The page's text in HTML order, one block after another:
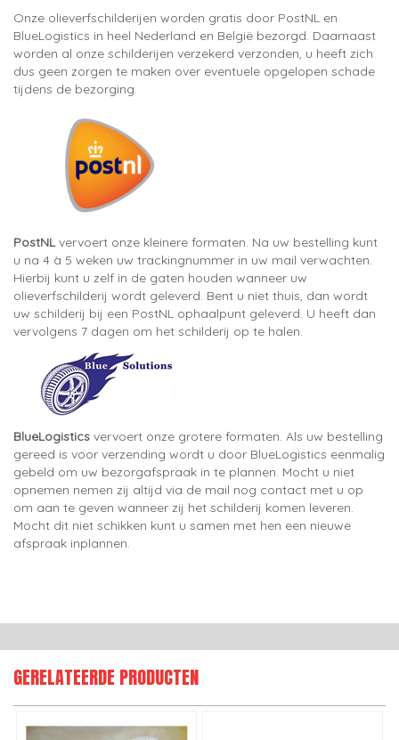
Onze olieverfschilderijen worden gratis door PostNL en
BlueLogistics in heel Nederland en België bezorgd. Daarnaast
worden al onze schilderijen verzekerd verzonden, u heeft zich
dus geen zorgen te maken over eventuele opgelopen schade
tijdens de bezorging.
PostNLvervoert onze kleinere formaten. Na uw bestelling kunt
u na 4 à 5 weken uw trackingnummer in uw mail verwachten.
Hierbij kunt u zelf in de gaten houden wanneer uw
olieverfschilderij wordt geleverd. Bent u niet thuis, dan wordt
uw schilderij bij een PostNL ophaalpunt geleverd. U heeft dan
vervolgens 7 dagen om het schilderij op te halen.
BlueLogistics vervoert onze grotere formaten. Als uw bestelling
gereed is voor verzending wordt u door BlueLogistics eenmalig
gebeld om uw bezorgafspraak in te plannen. Mocht u niet
opnemen nemen zij altijd via de mail nog contact met u op
om aan te geven wanneer zij het schilderij komen leveren.
Mocht dit niet schikken kunt u samen met hen een nieuwe
afspraak inplannen.
GERELATEERDE PRODUCTEN